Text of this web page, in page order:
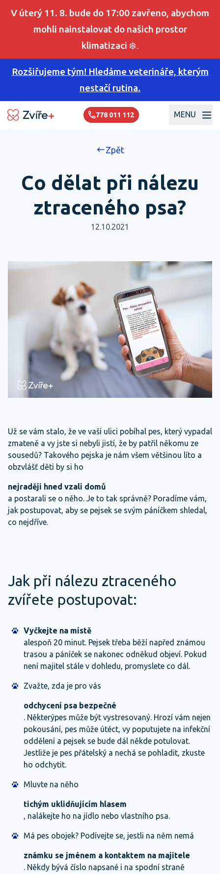
V úterý 11. 8. bude do 17:00 zavřeno, abychom
mohli nainstalovat do našich prostor
klimatizaci ❄️.
Rozšiřujeme tým! Hledáme veterináře, kterým
nestačí rutina.
MENU
778 011 112
Zpět
Co dělat při nálezu
ztraceného psa?
12.10.2021
Už se vám stalo, že ve vaší ulici pobíhal pes, který vypadal
zmateně a vy jste si nebyli jistí, že by patřil někomu ze
sousedů? Takového pejska je nám všem většinou líto a
obzvlášť děti by si ho
nejraději hned vzali domů
a postarali se o něho. Je to tak správně? Poradíme vám,
jak postupovat, aby se pejsek se svým páníčkem shledal,
co nejdříve.
Jak při nálezu ztraceného
zvířete postupovat:
Vyčkejte na místě
alespoň 20 minut. Pejsek třeba běží napřed známou
trasou a páníček se nakonec odněkud objeví. Pokud
není majitel stále v dohledu, promyslete co dál.
Zvažte, zda je pro vás
odchycení psa bezpečné
. Některýpes může být vystresovaný. Hrozí vám nejen
pokousání, pes může útéct, vy poputujete na infekční
oddělení a pejsek se bude dál někde potulovat.
Jestliže je pes přátelský a nechá se pohladit, zkuste
ho odchytit.
Mluvte na něho
tichým uklidňujícím hlasem
, nalákejte ho na jídlo nebo vlastního psa.
Má pes obojek? Podívejte se, jestli na něm nemá
známku se jménem a kontaktem na majitele
. Někdy bývá číslo napsané i na spodní straně